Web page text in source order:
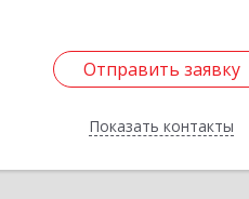
Отправить заявку
Показать контакты
Отправить заявку
Назад